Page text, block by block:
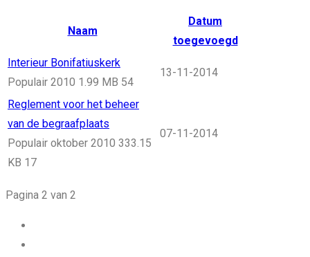
Naam
Datum
toegevoegd
Interieur Bonifatiuskerk
Populair 2010 1.99 MB 54
13-11-2014
Reglement voor het beheer
van de begraafplaats
Populair oktober 2010 333.15
KB 17
07-11-2014
Pagina 2 van 2